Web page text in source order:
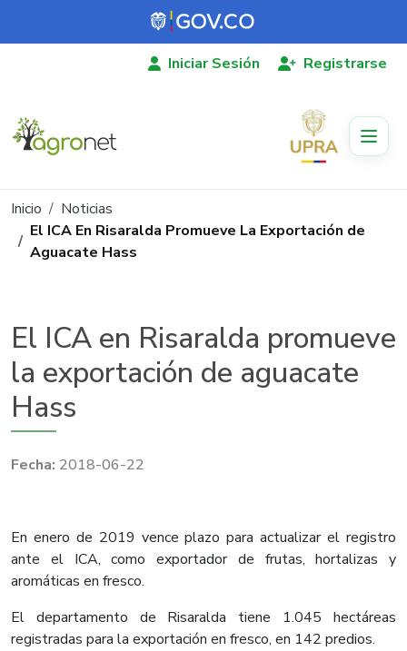
Pasar al contenido principal
Iniciar Sesión Registrarse
Ruta de navegación
Inicio
Noticias
El ICA En Risaralda Promueve La Exportación de
Aguacate Hass
El ICA en Risaralda promueve
la exportación de aguacate
Hass
2018-06-22
En enero de 2019 vence plazo para actualizar el registro
ante el ICA, como exportador de frutas, hortalizas y
aromáticas en fresco.
El departamento de Risaralda tiene 1.045 hectáreas
registradas para la exportación en fresco, en 142 predios.